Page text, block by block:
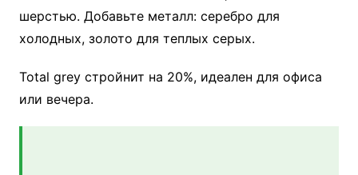
шерстью. Добавьте металл: серебро для
холодных, золото для теплых серых.
Total grey стройнит на 20%, идеален для офиса
или вечера.